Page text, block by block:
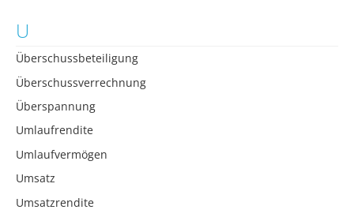
U
Überschussbeteiligung
Überschussverrechnung
Überspannung
Umlaufrendite
Umlaufvermögen
Umsatz
Umsatzrendite